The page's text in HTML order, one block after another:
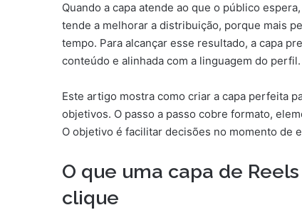
Quando a capa atende ao que o público
tende a melhorar a distribuição, porque mais
tempo. Para alcançar esse resultado, a capa
conteúdo e alinhada com a linguagem do perfil.
Este artigo mostra como criar a capa perfeita
objetivos. O passo a passo cobre formato,
O objetivo é facilitar decisões no momento de
O que uma capa de
clique